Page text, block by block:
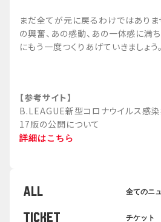
まだ全てが元に戻るわけではありま
の興奮、あの感動、あの一体感に満
にもう一度つくりあげていきましょう
【参考サイト】
B.LEAGUE新型コロナウイルス感
17版の公開について
詳細はこちら
ALL 全てのニ
TICKET チケット